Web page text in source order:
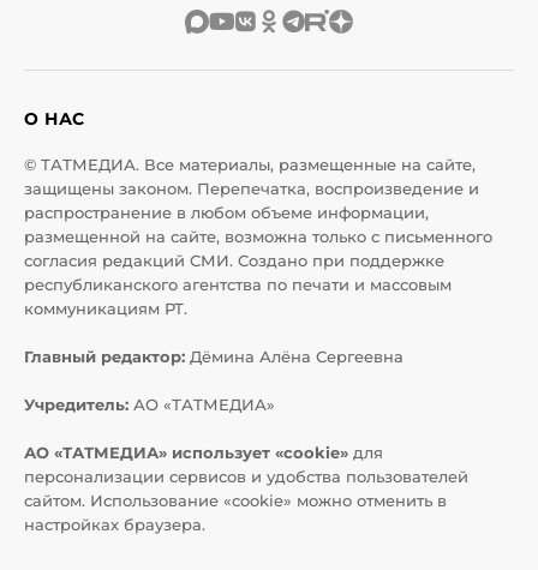
О НАС
© ТАТМЕДИА. Все материалы, размещенные на сайте,
защищены законом. Перепечатка, воспроизведение и
распространение в любом объеме информации,
размещенной на сайте, возможна только с письменного
согласия редакций СМИ. Создано при поддержке
республиканского агентства по печати и массовым
коммуникациям РТ.
Главный редактор: Дёмина Алёна Сергеевна
Учредитель: АО «ТАТМЕДИА»
АО «ТАТМЕДИА» использует «cookie» для
персонализации сервисов и удобства пользователей
сайтом. Использование «cookie» можно отменить в
настройках браузера.